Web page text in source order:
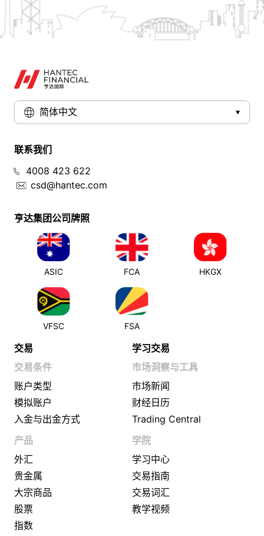
简体中文
联系我们
4008 423 622
csd@hantec.com
亨达集团公司牌照
ASIC FCA HKGX
VFSC FSA
交易
交易条件
账户类型
模拟账户
入金与出金方式
产品
外汇
贵金属
大宗商品
股票
指数
学习交易
市场洞察与工具
市场新闻
财经日历
Trading Central
学院
学习中心
交易指南
交易词汇
教学视频